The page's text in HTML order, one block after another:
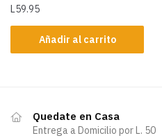
L59.95
Añadir al carrito
Quedate en Casa
Entrega a Domicilio por L. 50